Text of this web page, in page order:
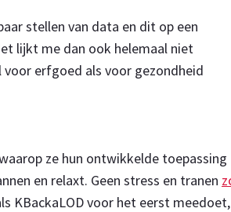
stellen van data en dit op een
lijkt me dan ook helemaal niet
erfgoed als voor gezondheid
ze hun ontwikkelde toepassing
en relaxt. Geen stress en tranen
KBackaLOD voor het eerst